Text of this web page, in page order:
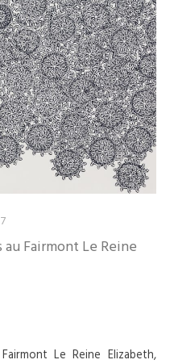
Fairmont Le Reine
Le Reine Elizabeth,